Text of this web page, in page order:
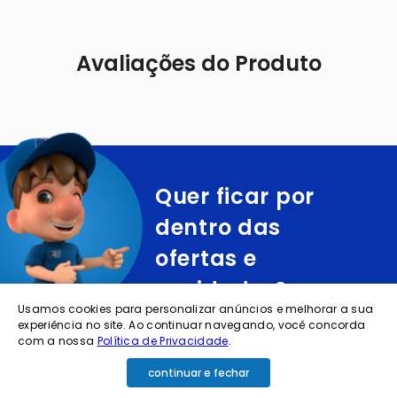
Avaliações do Produto
Quer ficar por
dentro das
ofertas e
novidades?
cadastre o seu e-mail abaixo para receber ofertas exclusivas
Usamos cookies para personalizar anúncios e melhorar a sua
experiência no site. Ao continuar navegando, você concorda
com a nossa Política de Privacidade.
continuar e fechar